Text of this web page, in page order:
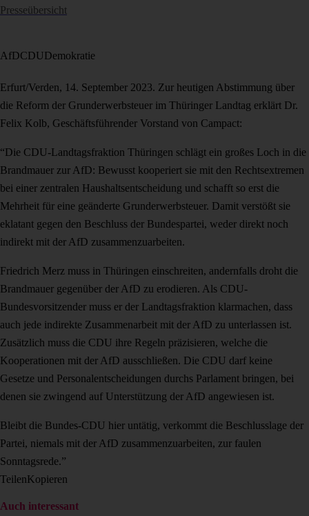
Presseübersicht
AfDCDUDemokratie
Erfurt/Verden, 14. September 2023. Zur heutigen Abstimmung über
die Reform der Grunderwerbsteuer im Thüringer Landtag erklärt Dr.
Felix Kolb, Geschäftsführender Vorstand von Campact:
“Die CDU-Landtagsfraktion Thüringen schlägt ein großes Loch in die
Brandmauer zur AfD: Bewusst kooperiert sie mit den Rechtsextremen
bei einer zentralen Haushaltsentscheidung und schafft so erst die
Mehrheit für eine geänderte Grunderwerbsteuer. Damit verstößt sie
eklatant gegen den Beschluss der Bundespartei, weder direkt noch
indirekt mit der AfD zusammenzuarbeiten.
Friedrich Merz muss in Thüringen einschreiten, andernfalls droht die
Brandmauer gegenüber der AfD zu erodieren. Als CDU-
Bundesvorsitzender muss er der Landtagsfraktion klarmachen, dass
auch jede indirekte Zusammenarbeit mit der AfD zu unterlassen ist.
Zusätzlich muss die CDU ihre Regeln präzisieren, welche die
Kooperationen mit der AfD ausschließen. Die CDU darf keine
Gesetze und Personalentscheidungen durchs Parlament bringen, bei
denen sie zwingend auf Unterstützung der AfD angewiesen ist.
Bleibt die Bundes-CDU hier untätig, verkommt die Beschlusslage der
Partei, niemals mit der AfD zusammenzuarbeiten, zur faulen
Sonntagsrede.”
TeilenKopieren
Auch interessant